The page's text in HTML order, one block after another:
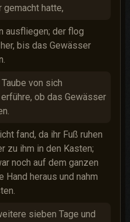
gemacht hatte,
ausfliegen; der flog
bis das Gewässer
von sich
ob das Gewässer
fand, da ihr Fuß ruhen
zu ihm in den Kasten;
noch auf dem ganzen
Hand heraus und nahm
sieben Tage und